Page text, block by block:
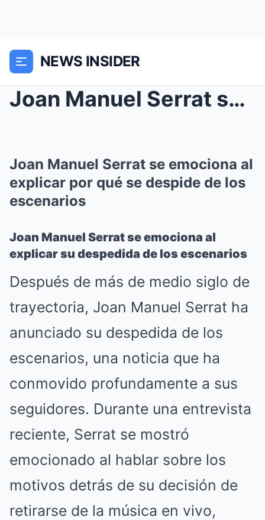
NEWS INSIDER
Joan Manuel Serrat se emociona al explicar por qué...
Joan Manuel Serrat se emociona al
explicar por qué se despide de los
escenarios
Joan Manuel Serrat se emociona al
explicar su despedida de los escenarios
Después de más de medio siglo de
trayectoria, Joan Manuel Serrat ha
anunciado su despedida de los
escenarios, una noticia que ha
conmovido profundamente a sus
seguidores. Durante una entrevista
reciente, Serrat se mostró
emocionado al hablar sobre los
motivos detrás de su decisión de
retirarse de la música en vivo,